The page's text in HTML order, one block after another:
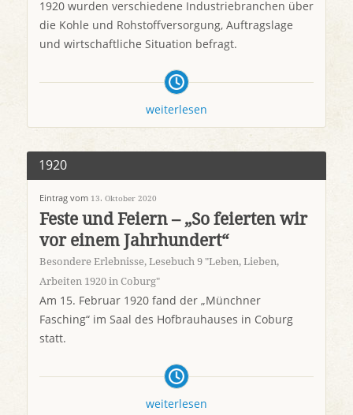
1920 wurden verschiedene Industriebranchen über
die Kohle und Rohstoffversorgung, Auftragslage
und wirtschaftliche Situation befragt.
weiterlesen
1920
Eintrag vom 13. Oktober 2020
Feste und Feiern – „So feierten wir
vor einem Jahrhundert“
Besondere Erlebnisse, Lesebuch 9 "Leben, Lieben,
Arbeiten 1920 in Coburg"
Am 15. Februar 1920 fand der „Münchner
Fasching“ im Saal des Hofbrauhauses in Coburg
statt.
weiterlesen